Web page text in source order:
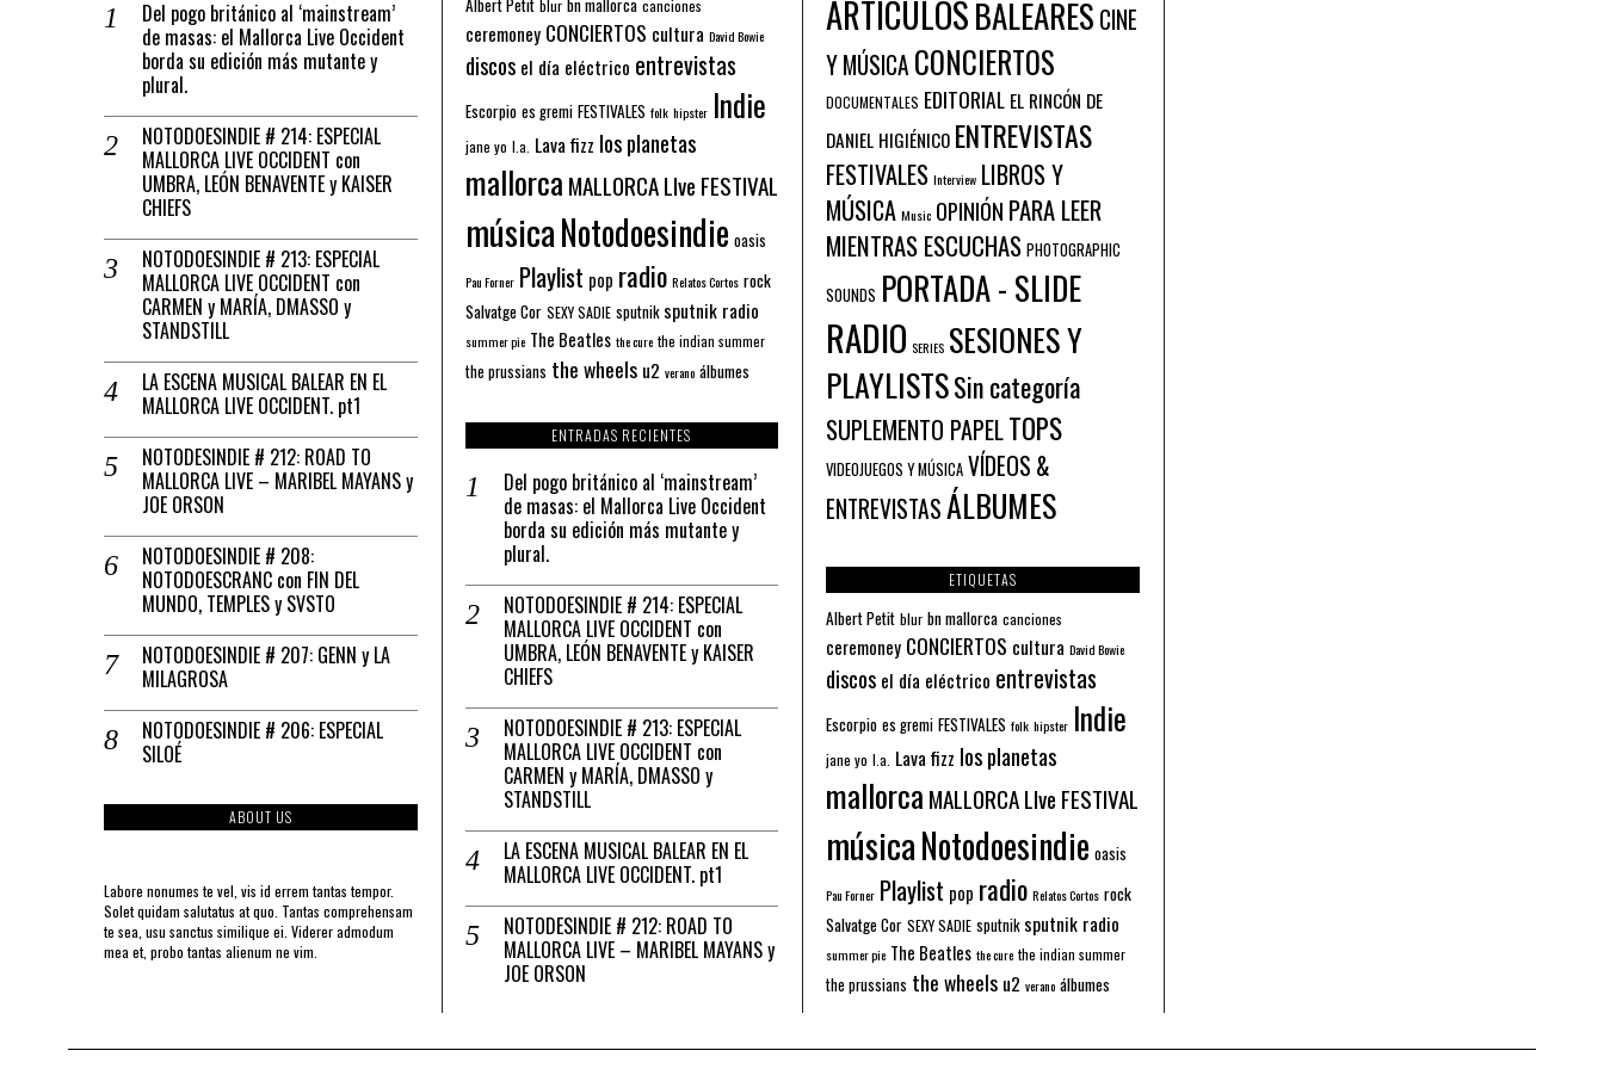
Del pogo británico al ‘mainstream’
de masas: el Mallorca Live Occident
borda su edición más mutante y
plural.
NOTODOESINDIE # 214: ESPECIAL
MALLORCA LIVE OCCIDENT con
UMBRA, LEÓN BENAVENTE y KAISER
CHIEFS
NOTODOESINDIE # 213: ESPECIAL
MALLORCA LIVE OCCIDENT con
CARMEN y MARÍA, DMASSO y
STANDSTILL
LA ESCENA MUSICAL BALEAR EN EL
MALLORCA LIVE OCCIDENT. pt1
NOTODESINDIE # 212: ROAD TO
MALLORCA LIVE – MARIBEL MAYANS y
JOE ORSON
NOTODOESINDIE # 208:
NOTODOESCRANC con FIN DEL
MUNDO, TEMPLES y SVSTO
NOTODOESINDIE # 207: GENN y LA
MILAGROSA
NOTODOESINDIE # 206: ESPECIAL
SILOÉ
ABOUT US
Labore nonumes te vel, vis id errem tantas tempor.
Solet quidam salutatus at quo. Tantas comprehensam
te sea, usu sanctus similique ei. Viderer admodum
mea et, probo tantas alienum ne vim.
blur canciones
ceremoney CONCIERTOS cultura David Bowie
discos el día eléctrico entrevistas
Escorpio es gremi FESTIVALES folk hipster Indie
jane yo l.a. Lava fizz los planetas
mallorca MALLORCA LIve FESTIVAL
músicaNotodoesindie oasis
Pau Forner Playlist pop radio Relatos Cortos rock
Salvatge Cor SEXY SADIE sputnik sputnik radio
summer pie The Beatles the cure the indian summer
the prussians the wheels u2 verano álbumes
ENTRADAS RECIENTES
Del pogo británico al ‘mainstream’
de masas: el Mallorca Live Occident
borda su edición más mutante y
plural.
NOTODOESINDIE # 214: ESPECIAL
MALLORCA LIVE OCCIDENT con
UMBRA, LEÓN BENAVENTE y KAISER
CHIEFS
NOTODOESINDIE # 213: ESPECIAL
MALLORCA LIVE OCCIDENT con
CARMEN y MARÍA, DMASSO y
STANDSTILL
LA ESCENA MUSICAL BALEAR EN EL
MALLORCA LIVE OCCIDENT. pt1
NOTODESINDIE # 212: ROAD TO
MALLORCA LIVE – MARIBEL MAYANS y
JOE ORSON
ARTÍCULOSBALEARES CINE
Y MÚSICA CONCIERTOS
DOCUMENTALES EDITORIAL EL RINCÓN DE
DANIEL HIGIÉNICO ENTREVISTAS
FESTIVALES Interview LIBROS Y
MÚSICA Music OPINIÓN PARA LEER
MIENTRAS ESCUCHAS PHOTOGRAPHIC
SOUNDS PORTADA - SLIDE
RADIO SERIES SESIONES Y
PLAYLISTSSin categoría
SUPLEMENTO PAPELTOPS
VIDEOJUEGOS Y MÚSICA VÍDEOS &
ENTREVISTASÁLBUMES
ETIQUETAS
Albert Petit blur bn mallorca canciones
ceremoney CONCIERTOS cultura David Bowie
discos el día eléctrico entrevistas
Escorpio es gremi FESTIVALES folk hipster Indie
jane yo l.a. Lava fizz los planetas
mallorca MALLORCA LIve FESTIVAL
músicaNotodoesindie oasis
Pau Forner Playlist pop radio Relatos Cortos rock
Salvatge Cor SEXY SADIE sputnik sputnik radio
summer pie The Beatles the cure the indian summer
the prussians the wheels u2 verano álbumes